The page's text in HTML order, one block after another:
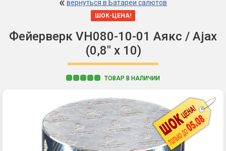
вернуться в Батареи салютов
ШОК-ЦЕНА!
Фейерверк VH080-10-01 Аякс / Ajax
(0,8" х 10)
ТОВАР В НАЛИЧИИ